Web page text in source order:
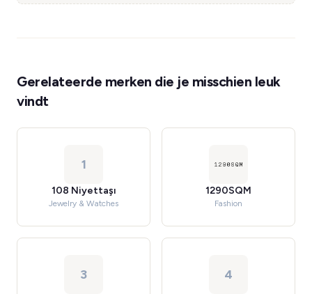
Gerelateerde merken die je misschien leuk
vindt
1
108 Niyettaşı
Jewelry & Watches
1290SQM
Fashion
3 4